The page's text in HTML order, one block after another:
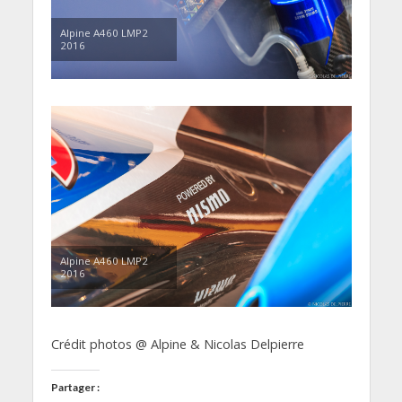
Alpine A460 LMP2
2016
Alpine A460 LMP2
2016
Crédit photos @ Alpine & Nicolas Delpierre
Partager :